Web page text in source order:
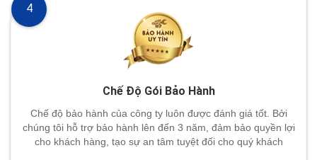
Chế Độ Gói Bảo Hành
Chế độ bảo hành của công ty luôn được đánh giá tốt. Bởi
chúng tôi hỗ trợ bảo hành lên đến 3 năm, đảm bảo quyền lợi
cho khách hàng, tạo sự an tâm tuyệt đối cho quý khách
4